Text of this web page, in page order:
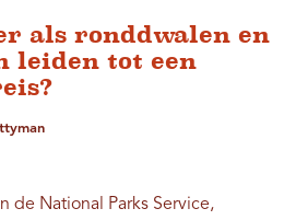
als ronddwalen en
leiden tot een
de National Parks Service,